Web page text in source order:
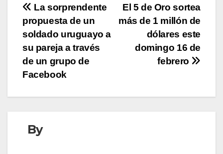
Navegación
de
entradas
El 5 de Oro sortea
más de 1 millón de
dólares este
domingo 16 de
febrero
La sorprendente
propuesta de un
soldado uruguayo a
su pareja a través
de un grupo de
Facebook
By